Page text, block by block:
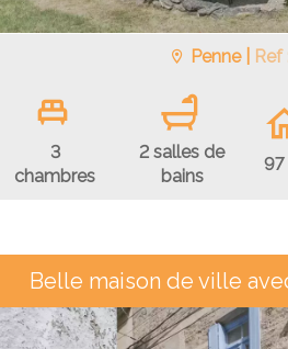
Penne | Ref
3
chambres
2 salles de
bains
97
Belle maison de ville